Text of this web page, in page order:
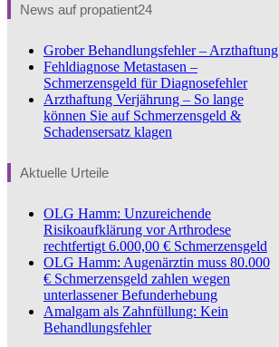
News auf propatient24
Grober Behandlungsfehler – Arzthaftung
Fehldiagnose Metastasen –
Schmerzensgeld für Diagnosefehler
Arzthaftung Verjährung – So lange
können Sie auf Schmerzensgeld &
Schadensersatz klagen
Aktuelle Urteile
OLG Hamm: Unzureichende
Risikoaufklärung vor Arthrodese
rechtfertigt 6.000,00 € Schmerzensgeld
OLG Hamm: Augenärztin muss 80.000
€ Schmerzensgeld zahlen wegen
unterlassener Befunderhebung
Amalgam als Zahnfüllung: Kein
Behandlungsfehler